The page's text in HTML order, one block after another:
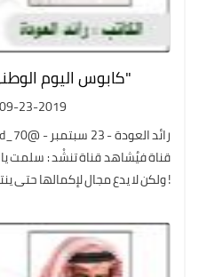
"كابوس اليوم
09-23-2019 06:02 مساءً
قناة فيُشاهد قناة تنشْد : سلمت
! ولكن لا يدع مجال لإكمالها حتى